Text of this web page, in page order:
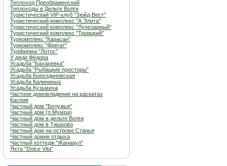
Теплоход Преображенский
Теплоходы в Дельте Волги
Туристический VIP-клуб "Зюйд-Вест"
Туристический комплекс "А.Элита"
Туристический комплекс "Лучезарный"
Туристический комплекс "Троицкий"
Туркомплекс "Карасан"
Туркомплекс "Фрегат"
Турфирма "Лотос"
У дяди Фёдора
Усадьба "Бахаревка"
Усадьба "Рыбацкие просторы"
Усадьба Бороздиновская
Усадьба Калининых
Усадьба Кузьмича
Частное домовладение на раскатах
Каспия
Частный дом "Белужья"
Частный дом (п.Мумра)
Частный дом в дельте Волги
Частный дом в Тишково
Частный дом на острове Станья
Частный домик отдыха
Частный коттедж "Жанааул"
Яхта "Dolce Vita"